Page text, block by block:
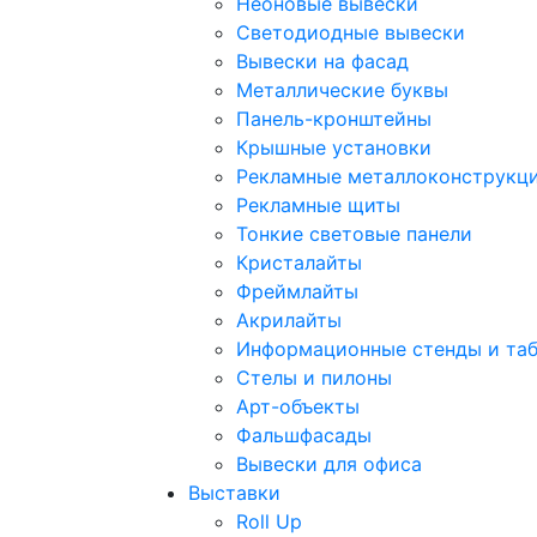
Светодиодные вывески
Вывески на фасад
Металлические буквы
Панель-кронштейны
Крышные установки
Рекламные
Рекламные щиты
Тонкие световые панели
Кристалайты
Фреймлайты
Акрилайты
Информационные стенды и
Стелы и пилоны
Арт-объекты
Фальшфасады
Вывески для офиса
Выставки
Roll Up